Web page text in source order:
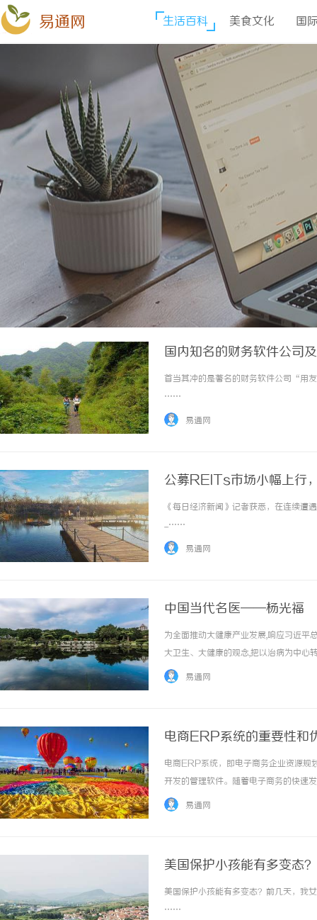
易通网 生活百科 美食文化 国
国内知名的财务软件公司
首当其冲的是著名的财务软件公司“用
……
易通网
公募REITs市场小幅上行
《每日经济新闻》记者获悉，在连续
...……
易通网
中国当代名医——杨光福
为全面推动大健康产业发展,响应习近
大卫生、大健康的观念,把以治病为中心
及“要秉持人类卫生健康共同体理念,推
易通网
电商ERP系统的重要性和
电商ERP系统，即电子商务企业资源
开发的管理软件。随着电子商务的快速
解决方案。首先，电商ERP系统的重要
易通网
美国保护小孩能有多变态
美国保护小孩能有多变态？前几天，我
……
合肥刑事律师：保护您的合法权益，助您走出
法律困境